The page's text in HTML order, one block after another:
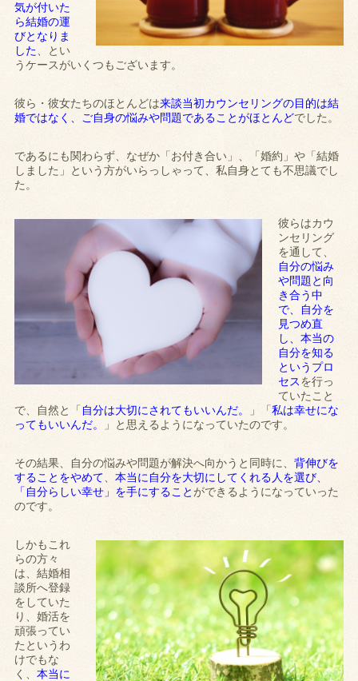
気が付いた
ら結婚の運
びとなりま
した 、とい
うケースがいくつもございます。
彼ら・彼女たちのほとんどは来談当初カウンセリングの目的は結
婚ではなく、ご自身の悩みや問題であることがほとんどでした。
であるにも関わらず、なぜか「お付き合い」、「婚約」や「結婚
しました」という方がいらっしゃって、私自身とても不思議でし
た。
彼らはカウ
ンセリング
を通して、
自分の悩み
や問題と向
き合う中
で、自分を
見つめ直
し、本当の
自分を知る
というプロ
セスを行っ
ていたこと
で、自然と「 自分は大切にされてもいいんだ。 」「私は幸せにな
ってもいいんだ。
」と思えるようになっていたのです。
その結果、自分の悩みや問題が解決へ向かうと同時に、背伸びを
することをやめて 、本当に自分を大切にしてくれる人を選び、
「自分らしい幸せ」を手にすることができるようになっていった
のです。
しかもこれ
らの方々
は、結婚相
談所へ登録
をしていた
り、婚活を
頑張ってい
たというわ
けでもな
く、本当に